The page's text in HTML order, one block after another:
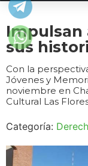
Impulsan
sus
Con la
Jóvenes y
noviembre en
Cultural Las
Categoría: